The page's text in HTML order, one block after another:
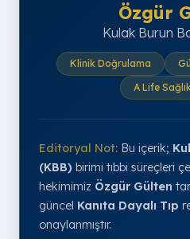
Özgür
Kulak Burun
Klinik Doğrulama
A Life
Editoryal Not: Bu içerik;
(KBB) birimi tıbbi süreçleri
hekimimiz Özgür Gülten
güncel Kanıta Dayalı Tıp
onaylanmıştır.